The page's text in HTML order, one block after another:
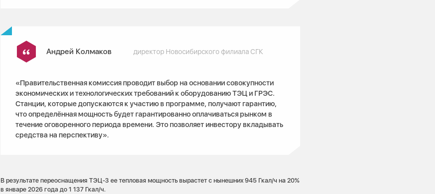
Андрей Колмаков директор Новосибирского филиала СГК
«Правительственная комиссия проводит выбор на основании совокупности
экономических и технологических требований к оборудованию ТЭЦ и ГРЭС.
Станции, которые допускаются к участию в программе, получают гарантию,
что определённая мощность будет гарантированно оплачиваться рынком в
течение оговоренного периода времени. Это позволяет инвестору вкладывать
средства на перспективу».
В результате переоснащения ТЭЦ-3 ее тепловая мощность вырастет с нынешних 945 Гкал/ч на 20%
в январе 2026 года до 1 137 Гкал/ч.